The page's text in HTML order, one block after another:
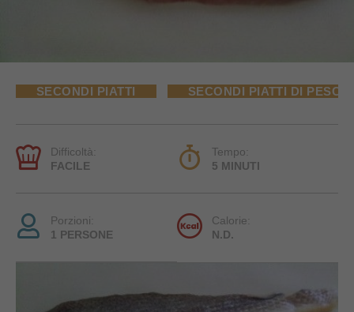
SECONDI PIATTI SECONDI PIATTI DI PESCE
Difficoltà:
FACILE
Tempo:
5 MINUTI
Porzioni:
1 PERSONE
Calorie:
N.D.